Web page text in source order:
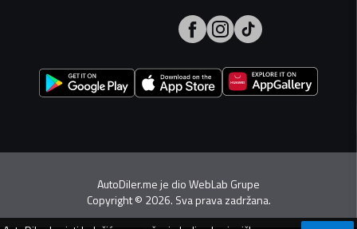
AutoDiler.me je dioWebLab Grupe
Copyright© 2026. Sva prava zadržana.